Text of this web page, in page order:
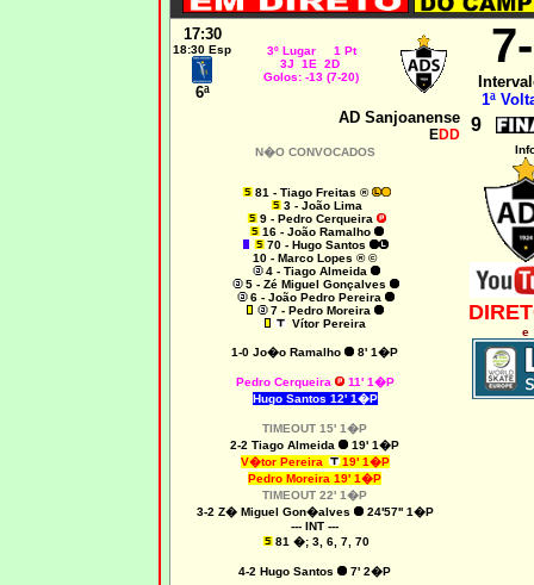
17:30
18:30 Esp
6ª
3º Lugar 1 Pt
3J 1E 2D
Golos: -13 (7-20)
1ª
AD Sanjoanense
EDD 9
N�O CONVOCADOS
81 - Tiago Freitas ®
3 - João Lima
9 - Pedro Cerqueira
16 - João Ramalho
70 - Hugo Santos
10 - Marco Lopes ® ©
4 - Tiago Almeida
5 - Zé Miguel Gonçalves
6 - João Pedro Pereira
7 - Pedro Moreira
Vítor Pereira
1-0 Jo�o Ramalho 8' 1�P
Pedro Cerqueira
11' 1�P
Hugo Santos 12' 1�P
TIMEOUT 15' 1�P
2-2 Tiago Almeida
19' 1�P
V�tor Pereira
19' 1�P
Pedro Moreira 19' 1�P
TIMEOUT 22' 1�P
3-2 Z� Miguel Gon�alves
24'57'' 1�P
--- INT ---
81 �; 3, 6, 7, 70
4-2 Hugo Santos 7' 2�P
e